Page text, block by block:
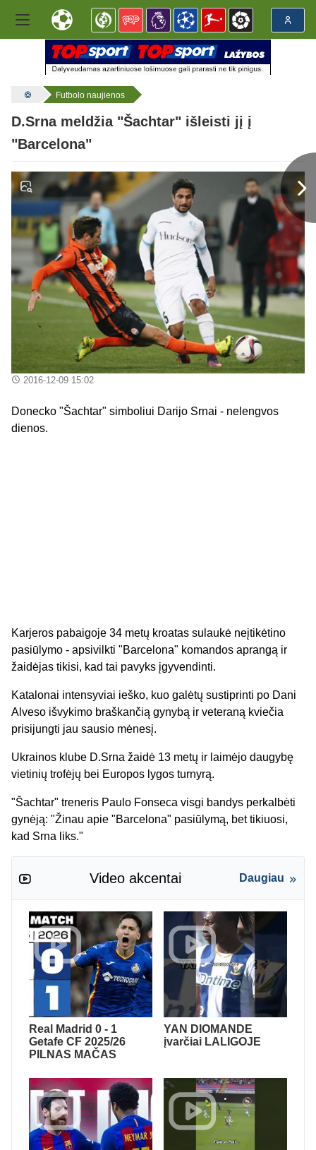
Futbolo naujienos
D.Srna meldžia "Šachtar" išleisti jį į
"Barcelona"
2016-12-09 15:02
Donecko "Šachtar" simboliui Darijo Srnai - nelengvos
dienos.
Karjeros pabaigoje 34 metų kroatas sulaukė neįtikėtino
pasiūlymo - apsivilkti "Barcelona" komandos aprangą ir
žaidėjas tikisi, kad tai pavyks įgyvendinti.
Katalonai intensyviai ieško, kuo galėtų sustiprinti po Dani
Alveso išvykimo braškančią gynybą ir veteraną kviečia
prisijungti jau sausio mėnesį.
Ukrainos klube D.Srna žaidė 13 metų ir laimėjo daugybę
vietinių trofėjų bei Europos lygos turnyrą.
"Šachtar" treneris Paulo Fonseca visgi bandys perkalbėti
gynėją: "Žinau apie "Barcelona" pasiūlymą, bet tikiuosi,
kad Srna liks."
Video akcentai Daugiau
Real Madrid 0 - 1
Getafe CF 2025/26
PILNAS MAČAS
YAN DIOMANDE
įvarčiai LALIGOJE